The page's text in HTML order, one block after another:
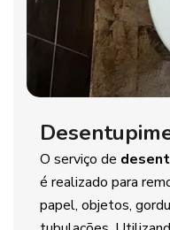
O serviço de
é realizado para
papel, objetos,